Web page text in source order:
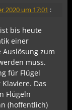
2020 um 17:01 :
bis heute
einer
zum
muss.
für Flügel
Das
Flügeln
(hoffentlich)